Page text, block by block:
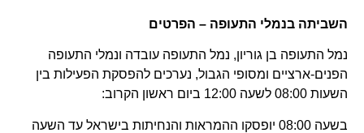
השביתה בנמלי התעופה – הפרטים
נמל התעופה בן גוריון, נמל התעופה עובדה ונמלי התעופה
הפנים-ארציים ומסופי הגבול, נערכים להפסקת הפעילות בין
השעות 08:00 לשעה 12:00 ביום ראשון הקרוב:
בשעה 08:00 יופסקו ההמראות והנחיתות בישראל עד השעה